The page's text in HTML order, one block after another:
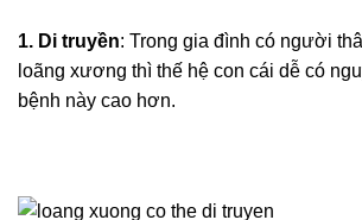
1. Di truyền: Trong gia đình có người
loãng xương thì thế hệ con cái dễ có
bệnh này cao hơn.